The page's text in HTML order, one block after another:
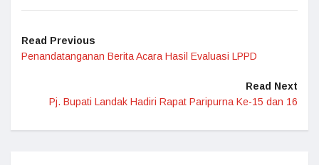
Read Previous
Penandatanganan Berita Acara Hasil Evaluasi LPPD
Read Next
Pj. Bupati Landak Hadiri Rapat Paripurna Ke-15 dan 16